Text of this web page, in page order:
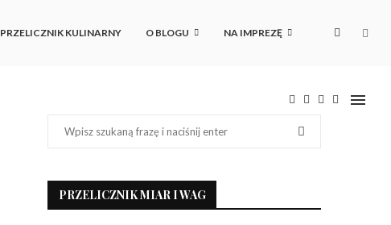
PRZELICZNIK KULINARNY O BLOGU NA IMPREZĘ
PRZELICZNIK MIAR I WAG